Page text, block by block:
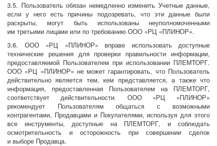
3.5. Пользователь обязан немедленно изменить Учетные данные,
если у него есть причины подозревать, что эти данные были
раскрыты, могут быть использованы неуполномоченными
им третьими лицами или по требованию ООО «РЦ «ПЛИНОР».
3.6. ООО «РЦ «ПЛИНОР» вправе использовать доступные
технические решения для проверки правильности информации,
предоставляемой Пользователем при использовании ПЛЕМТОРГ.
ООО «РЦ «ПЛИНОР» не может гарантировать, что Пользователь
действительно является тем, кем представляется, а также что
информация, предоставленная Пользователем на ПЛЕМТОРГ,
соответствует действительности. ООО «РЦ «ПЛИНОР»
рекомендует Пользователям общаться с возможными
контрагентами, Продавцами и Покупателями, используя для этого
все инструменты, доступные на ПЛЕМТОРГ, и соблюдать
осмотрительность и осторожность при совершении сделок
и выборе Продавца.